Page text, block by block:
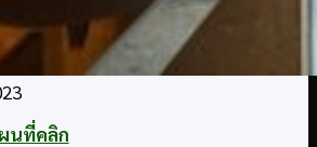
นที่คลิก